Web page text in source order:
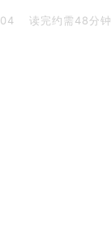
读完约需48分钟